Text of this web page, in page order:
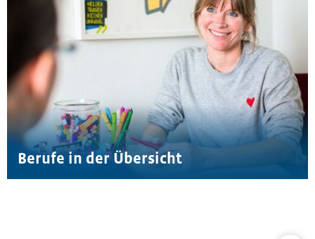
Berufe in der Übersicht